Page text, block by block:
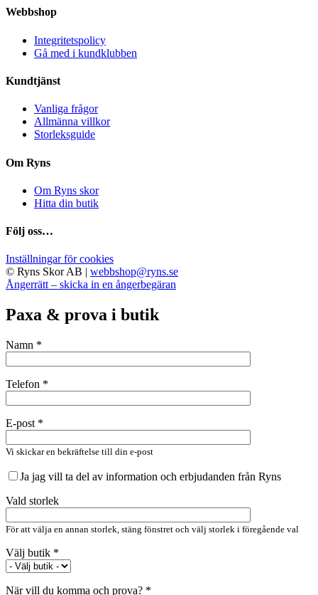
Webbshop
Integritetspolicy
Gå med i kundklubben
Kundtjänst
Vanliga frågor
Allmänna villkor
Storleksguide
Om Ryns
Om Ryns skor
Hitta din butik
Följ oss…
Inställningar för cookies
© Ryns Skor AB | webbshop@ryns.se
Ångerrätt – skicka in en ångerbegäran
Paxa & prova i butik
Namn *
Telefon *
E-post *
Vi skickar en bekräftelse till din e-post
Ja jag vill ta del av information och erbjudanden från Ryns
Vald storlek
För att välja en annan storlek, stäng fönstret och välj storlek i föregående val
Välj butik *
När vill du komma och prova? *